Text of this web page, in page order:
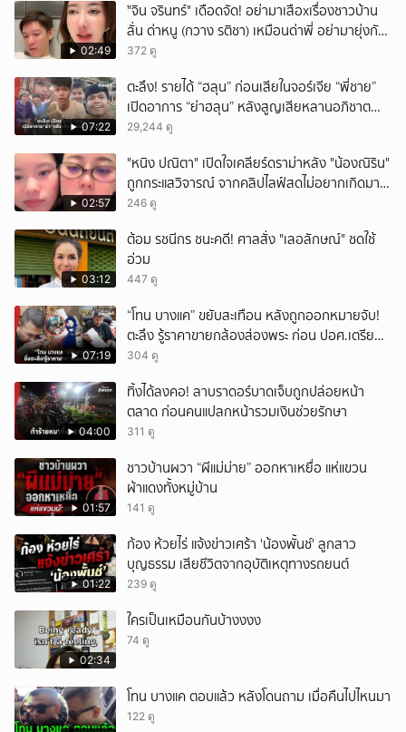
02:49
ั่"จิน จรินทร์" เดือดจัด! อย่ามาเสือxเรื่องชาวบ้าน
ลั่น ด่าหนู (กวาง รติชา) เหมือนด่าพี่ อย่ามายุ่งกับ
คนของผม จบ!!!
372 ดู
07:22
ตะลึง! รายได้ “ฮลุน” ก่อนเสียในจอร์เจีย “พี่ชาย”
เปิดอาการ “ย่าฮลุน” หลังสูญเสียหลานอภิชาต
บุตร!
29,244 ดู
02:57
"หนิง ปณิตา" เปิดใจเคลียร์ดราม่าหลัง "น้องณิริน"
ถูกกระแสวิจารณ์ จากคลิปไลฟ์สดไม่อยากเกิดมา
หน้าเหมือนพ่อ
246 ดู
03:12
ต้อม รชนีกร ชนะคดี! ศาลสั่ง "เลอลักษณ์" ชดใช้
อ่วม
447 ดู
07:19
“โทน บางแค” ขยับสะเทือน หลังถูกออกหมายจับ!
ตะลึง รู้ราคาขายกล้องส่องพระ ก่อน ปอศ.เตรียม
บุกรวบ?
304 ดู
04:00
ทิ้งได้ลงคอ! ลาบราดอร์บาดเจ็บถูกปล่อยหน้า
ตลาด ก่อนคนแปลกหน้ารวมเงินช่วยรักษา
311 ดู
01:57
ชาวบ้านผวา “ผีแม่ม่าย” ออกหาเหยื่อ แห่แขวน
ผ้าแดงทั้งหมู่บ้าน
141 ดู
01:22
ก้อง ห้วยไร่ แจ้งข่าวเศร้า 'น้องพั้นช์' ลูกสาว
บุญธรรม เสียชีวิตจากอุบัติเหตุทางรถยนต์
239 ดู
02:34
ใครเป็นเหมือนกันบ้างงงง
74 ดู
โทน บางแค ตอบแล้ว หลังโดนถาม เมื่อคืนไปไหนมา
122 ดู